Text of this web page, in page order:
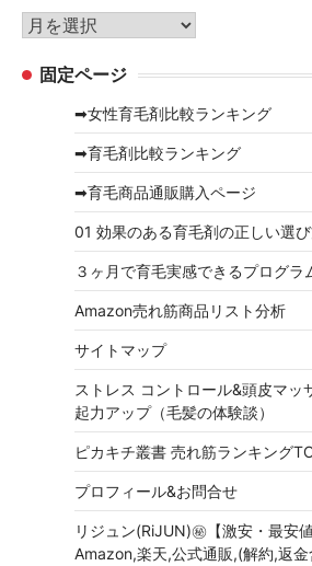
リ
ー
ア
カ 固定ページ
➡女性育毛剤比較ランキング
➡育毛剤比較ランキング
➡育毛商品通販購入ページ
01 効果のある育毛剤の正しい選
３ヶ月で育毛実感できるプログラ
Amazon売れ筋商品リスト分析
サイトマップ
ストレス コントロール&頭皮マッ
起力アップ（毛髪の体験談）
ピカキチ叢書 売れ筋ランキング
プロフィール&お問合せ
リジュン(RiJUN)㊙【激安・最安
Amazon,楽天,公式通販,(解約,返